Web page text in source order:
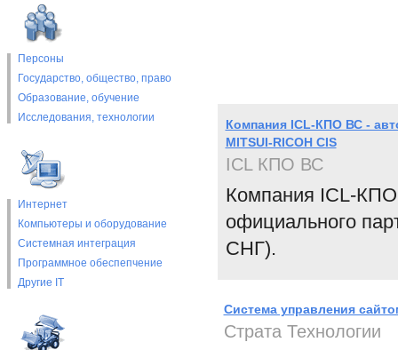
Персоны
Государство, общество, право
Образование, обучение
Исследования, технологии
Интернет
Компьютеры и оборудование
Системная интеграция
Программное обеспепчение
Другие IT
Компания ICL-КПО ВС -
MITSUI-RICOH CIS
ICL КПО ВС
Компания ICL-КПО
официального
СНГ).
Система управления
Страта Технологии